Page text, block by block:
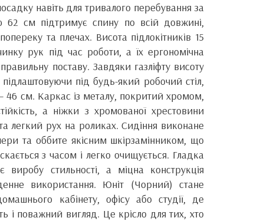
навіть для тривалого перебування за
62 см підтримує спину по всій довжині,
та плечах. Висота підлокітників 15
рук під час роботи, а їх ергономічна
поставу. Завдяки газліфту висоту
під будь-який робочий стіл,
46 см. Каркас із металу, покритий хромом,
а ніжки з хромованої хрестовини
та легкий рух на роликах. Сидіння виконане
та оббите якісним шкірзамінником, що
з часом і легко очищується. Гладка
виробу стильності, а міцна конструкція
використання. Юніт (Чорний) стане
кабінету, офісу або студії, де
і поважний вигляд. Це крісло для тих, хто